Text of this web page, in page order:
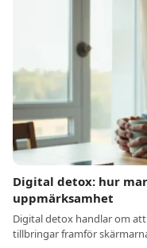
Digital detox: hur
uppmärksamhet
Digital detox handlar om
tillbringar framför